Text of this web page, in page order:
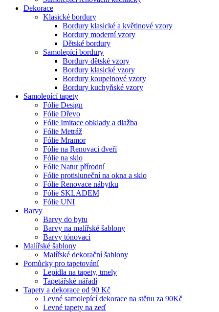
Dekorace
Klasické bordury
Bordury klasické a květinové vzory
Bordury moderní vzory
Dětské bordury
Samolepící bordury
Bordury dětské vzory
Bordury klasické vzory
Bordury koupelnové vzory
Bordury kuchyňské vzory
Samolepící tapety
Fólie Design
Fólie Dřevo
Fólie Imitace obklady a dlažba
Fólie Metráž
Fólie Mramor
Fólie na Renovaci dveří
Fólie na sklo
Fólie Natur přírodní
Fólie protisluneční na okna a sklo
Fólie Renovace nábytku
Fólie SKLADEM
Fólie UNI
Barvy
Barvy do bytu
Barvy na malířské šablony
Barvy tónovací
Malířské šablony
Malířské dekorační šablony
Pomůcky pro tapetování
Lepidla na tapety, tmely
Tapetářské nářadí
Tapety a dekorace od 90 Kč
Levné samolepící dekorace na stěnu za 90Kč
Levné tapety na zeď